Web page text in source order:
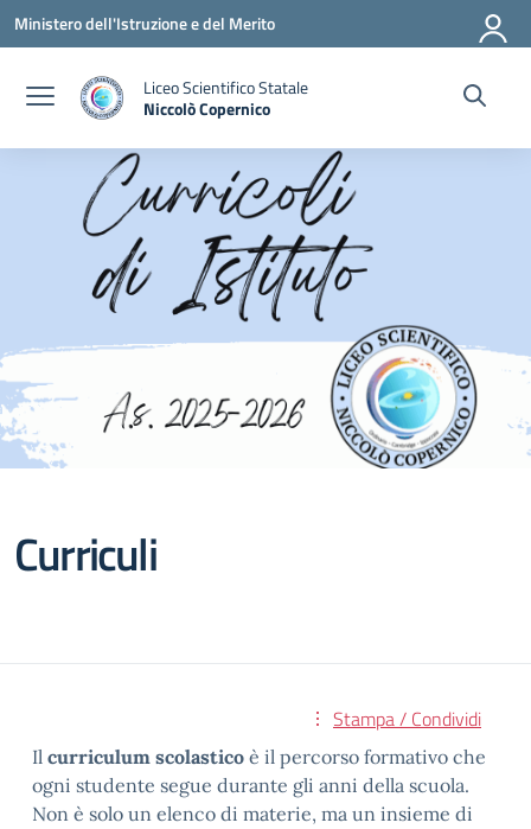
Vai ai contenuti
Vai al menu di navigazione
Vai al footer
Ministero dell'Istruzione e del Merito
Liceo Scientifico Statale
Niccolò Copernico
Curriculi
Stampa / Condividi
Il curriculum scolastico è il percorso formativo che
ogni studente segue durante gli anni della scuola.
Non è solo un elenco di materie, ma un insieme di